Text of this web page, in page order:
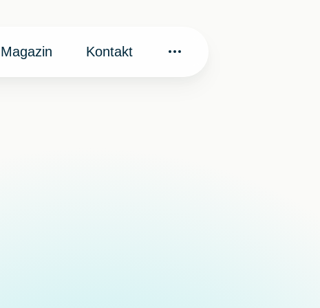
Magazin Kontakt